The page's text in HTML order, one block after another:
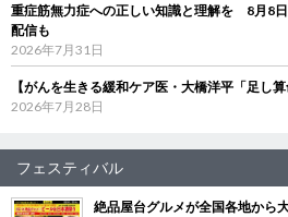
重症筋無力症への正しい知識と理解を 8月8
配信も
2026年7月31日
【がんを生きる緩和ケア医・大橋洋平「足し
2026年7月28日
フェスティバル
絶品屋台グルメが全国各地から